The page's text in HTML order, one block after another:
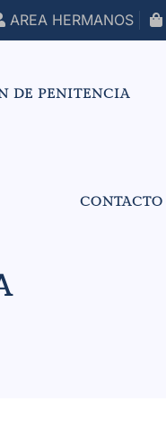
AREA HERMANOS
DE PENITENCIA
CONTACTO